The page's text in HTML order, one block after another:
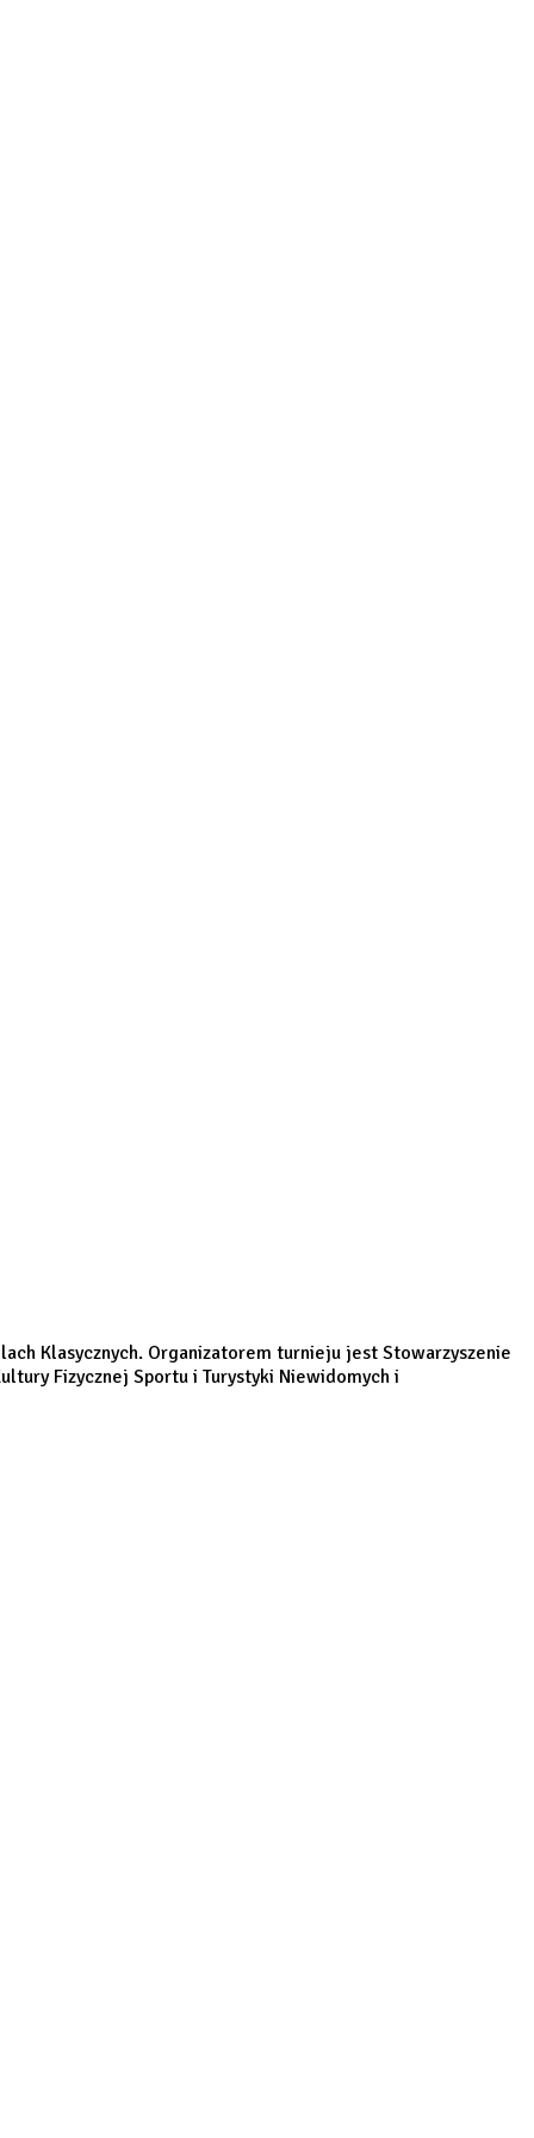
Klasycznych. Organizatorem turnieju jest Stowarzyszenie
Fizycznej Sportu i Turystyki Niewidomych i